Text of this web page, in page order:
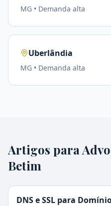
MG • Demanda alta
Uberlândia
MG • Demanda alta
Artigos para
Betim
DNS e SSL para